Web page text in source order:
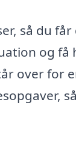
så du får
og
over for